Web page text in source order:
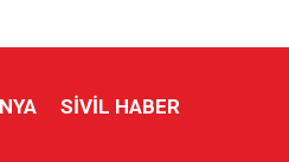
SIVIL HABER